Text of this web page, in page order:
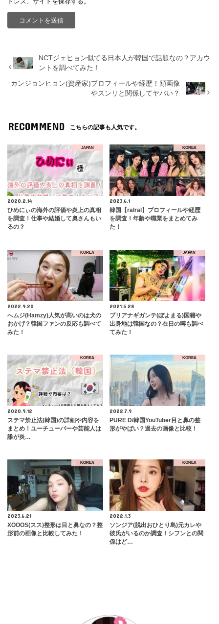
NCTジェヒョン似てる日本人が韓国で話題なの？アカウ
ントを調べてみた！
カンジョンヒョン(資産家)プロフィールや経歴！顔画像
やスンリと関係してヤバい？
RECOMMEND こちらの記事も人気です。
JAPAN
2020.2.14
ひめにぃの海外の評価や炎上の真相
を調査！仕事や結婚して奥さんもい
るの？
KOREA
2023.6.1
韓国【ralral】プロフィールや経歴
を調査！年齢や職業をまとめてみ
た！
KOREA
2022.9.20
へムジ(Hamzy)人気が高いのは犬の
おかげ？韓国ファンの反応も調べて
みた！
JAPAN
2021.5.28
ブリアナギガンテ(ぽよまる)国籍や
出身地は韓国なの？在日の噂も調べ
てみた！
KOREA
2020.9.12
ステマ禁止法(韓国)の詳細や内容を
まとめ！ユーチューバーや芸能人は
誰が炎…
KOREA
2022.7.9
PURE D/韓国YouTuber目と鼻の整
形がやばい？過去の画像と比較！
KOREA
2023.6.21
XOOOS(スス)整形は目と鼻なの？整
形前の画像と比較してみた！
KOREA
2022.1.3
ソンジア(脱出おひとり島)元カレや
彼氏がいるのか調査！シフンとの関
係はど…